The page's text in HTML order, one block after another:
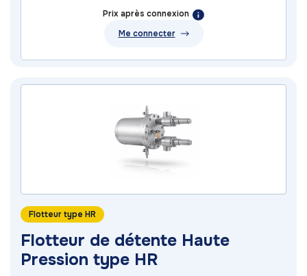
Prix après connexion
Me connecter
Flotteur type HR
Flotteur de détente Haute
Pression type HR